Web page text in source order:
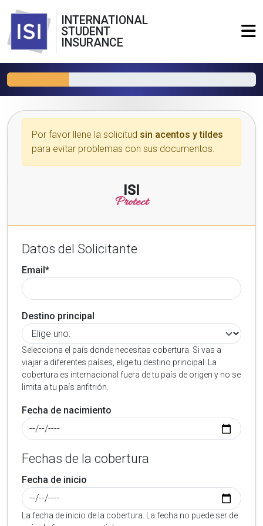
INTERNATIONAL
STUDENT
INSURANCE
Por favor llene la solicitud sin acentos y tildes
para evitar problemas con sus documentos.
ISI
Protect
Datos del Solicitante
Email*
Destino principal
Selecciona el país donde necesitas cobertura. Si vas a
viajar a diferentes países, elige tu destino principal. La
cobertura es internacional fuera de tu país de origen y no se
limita a tu país anfitrión.
Fecha de nacimiento
Fechas de la cobertura
Fecha de inicio
La fecha de inicio de la cobertura. La fecha no puede ser de